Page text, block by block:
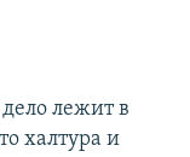
лежит в
халтура и